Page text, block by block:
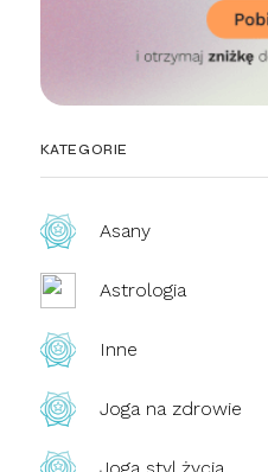
KATEGORIE
Asany
Astrologia
Inne
Joga na zdrowie